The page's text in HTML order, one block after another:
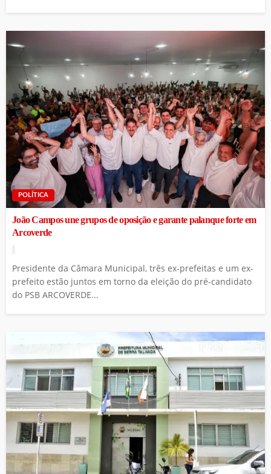
POLÍTICA
João Campos une grupos de oposição e garante palanque forte em
Arcoverde
Presidente da Câmara Municipal, três ex-prefeitas e um ex-
prefeito estão juntos em torno da eleição do pré-candidato
do PSB ARCOVERDE...